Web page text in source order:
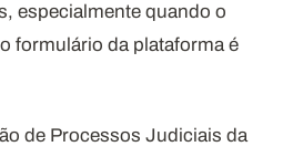
especialmente quando o
formulário da plataforma é
de Processos Judiciais da